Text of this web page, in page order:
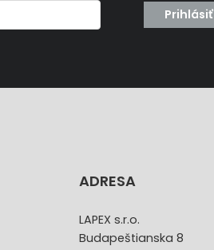
Prihlásiť
ADRESA
LAPEX s.r.o.
Budapeštianska 8